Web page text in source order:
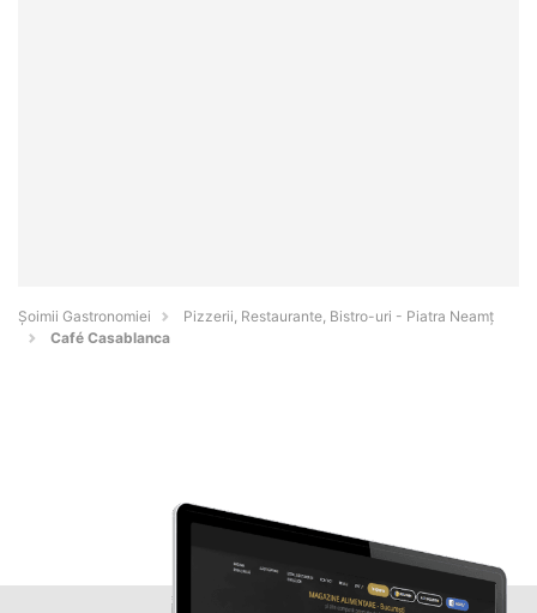
Șoimii Gastronomiei
Pizzerii, Restaurante, Bistro-uri - Piatra Neamţ
Café Casablanca